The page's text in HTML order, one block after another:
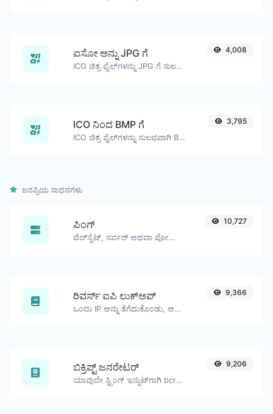
ಐಸೋ ಅನ್ನು JPG ಗೆ
ICO ಚಿತ್ರ ಫೈಲ್‌ಗಳನ್ನು JPG ಗೆ ಸುಲಭವಾಗಿ ಪರಿವರ್ತಿಸಿ.
4,008
ICO ನಿಂದ BMP ಗೆ
ICO ಚಿತ್ರ ಫೈಲ್‌ಗಳನ್ನು ಸುಲಭವಾಗಿ BMP ಗೆ ಪರಿವರ್ತಿಸಿ.
3,795
ಜನಪ್ರಿಯ ಸಾಧನಗಳು
ಪಿಂಗ್
ವೆಬ್‌ಸೈಟ್, ಸರ್ವರ್ ಅಥವಾ ಪೋರ್ಟ್‌ಗೆ ಪಿಂಗ್ ಮಾಡಿ.
10,727
ರಿವರ್ಸ್ ಐಪಿ ಲುಕ್‌ಅಪ್
ಒಂದು IP ಅನ್ನು ತೆಗೆದುಕೊಂಡು, ಅದಕ್ಕೆ ಸಂಬಂಧಿಸಿದ ಡೊಮೇನ್/ಹೋಸ್ಟ್ ಅನ್ನು ಹುಡುಕಲು ಪ್ರಯತ್ನಿಸಿ.
9,366
ಬಿಕ್ರಿಪ್ಟ್ ಜನರೇಟರ್
ಯಾವುದೇ ಸ್ಟ್ರಿಂಗ್ ಇನ್ಪುಟ್‌ಗಾಗಿ bcrypt ಪಾಸ್‌ವರ್ಡ್ ಹ್ಯಾಶ್ ಅನ್ನು ಉತ್ಪಾದಿಸಿ.
9,206